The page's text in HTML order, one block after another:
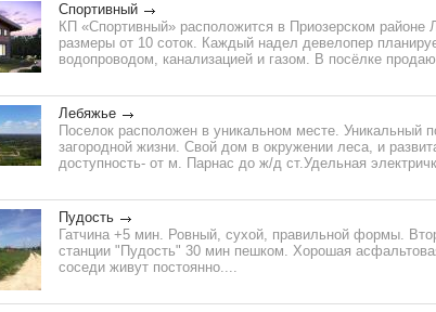
Спортивный
КП «Спортивный» расположится в Приозерском
размеры от 10 соток. Каждый надел девелопер
водопроводом, канализацией и газом. В посёлке
Лебяжье
Поселок расположен в уникальном месте. Уникальный
загородной жизни. Свой дом в окружении леса, и
доступность- от м. Парнас до ж/д ст.Удельная
Пудость
Гатчина +5 мин. Ровный, сухой, правильной формы.
станции "Пудость" 30 мин пешком. Хорошая
соседи живут постоянно....